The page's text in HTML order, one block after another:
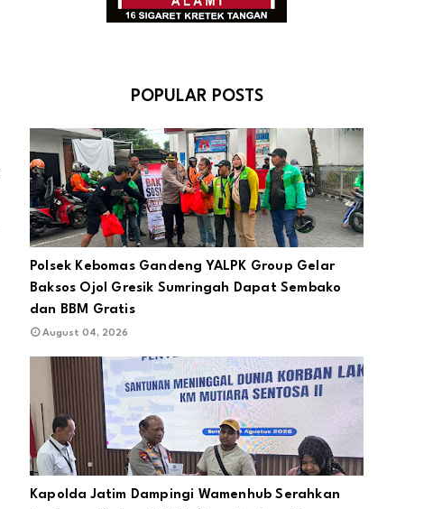
POPULAR POSTS
Polsek Kebomas Gandeng YALPK Group Gelar
Baksos Ojol Gresik Sumringah Dapat Sembako
dan BBM Gratis
August 04, 2026
Kapolda Jatim Dampingi Wamenhub Serahkan